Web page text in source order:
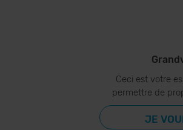
Ceci est votre
permettre de
JE